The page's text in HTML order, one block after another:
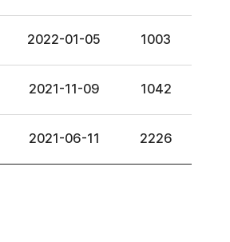
2022-01-05 1003
2021-11-09 1042
2021-06-11 2226